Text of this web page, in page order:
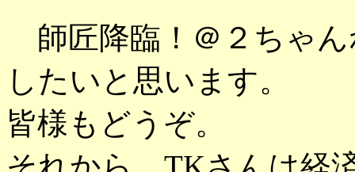
師匠降臨！＠２ちゃ
したいと思います。
皆様もどうぞ。